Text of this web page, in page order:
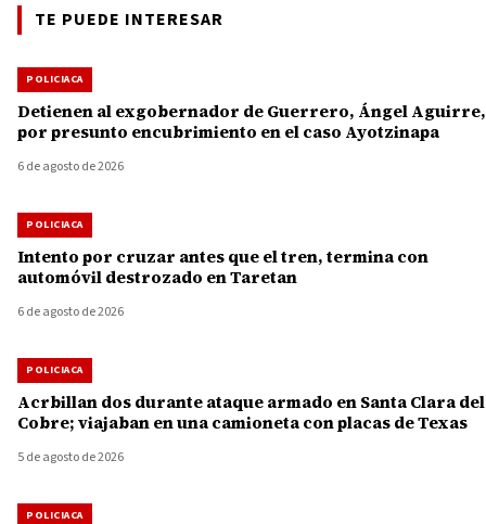
TE PUEDE INTERESAR
POLICIACA
Detienen al exgobernador de Guerrero, Ángel Aguirre,
por presunto encubrimiento en el caso Ayotzinapa
6 de agosto de 2026
POLICIACA
Intento por cruzar antes que el tren, termina con
automóvil destrozado en Taretan
6 de agosto de 2026
POLICIACA
Acrbillan dos durante ataque armado en Santa Clara del
Cobre; viajaban en una camioneta con placas de Texas
5 de agosto de 2026
POLICIACA